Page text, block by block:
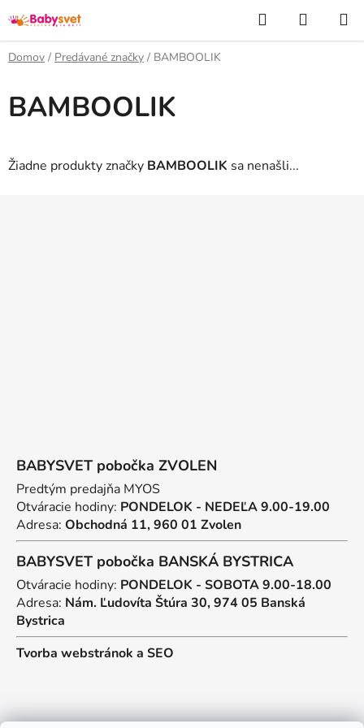
na
obsah
Hľadať
KOŠÍK
Domov / Predávané značky / BAMBOOLIK
BAMBOOLIK
Žiadne produkty značky BAMBOOLIK sa nenašli...
BABYSVET pobočka ZVOLEN
Predtým predajňa MYOS
Otváracie hodiny: PONDELOK - NEDEĽA 9.00-19.00
Adresa: Obchodná 11, 960 01 Zvolen
BABYSVET pobočka BANSKÁ BYSTRICA
Otváracie hodiny: PONDELOK - SOBOTA 9.00-18.00
Adresa: Nám. Ľudovíta Štúra 30, 974 05 Banská
Bystrica
Tvorba webstránok a SEO